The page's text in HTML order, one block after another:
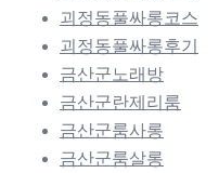
괴정동풀싸롱코스
괴정동풀싸롱후기
금산군노래방
금산군란제리룸
금산군룸사롱
금산군룸살롱